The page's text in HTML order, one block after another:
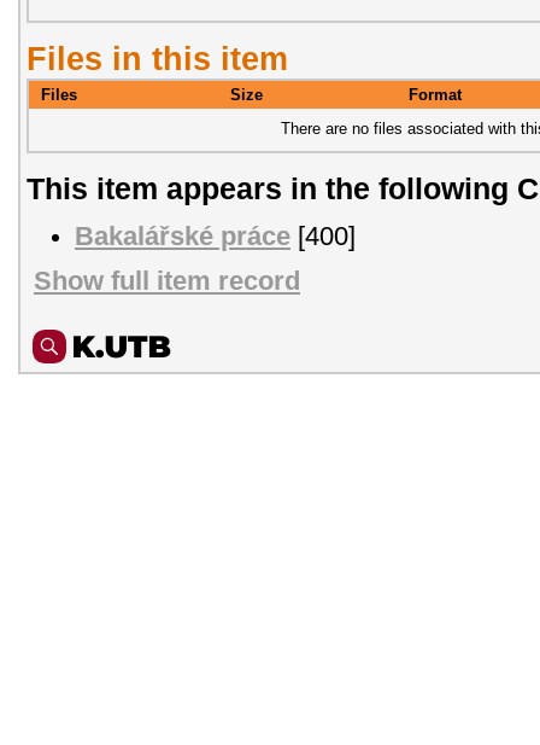
Files in this item
Files Size
Format
There are no files associated with
This item appears in the following
Bakalářské práce [400]
Show full item record